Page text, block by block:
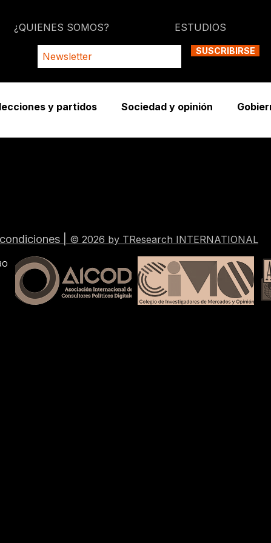
¿QUIENES SOMOS? ESTUDIOS
SUSCRIBIRSE
y partidos Sociedad y opinión
© 2026 by TResearch INTERNATIONAL